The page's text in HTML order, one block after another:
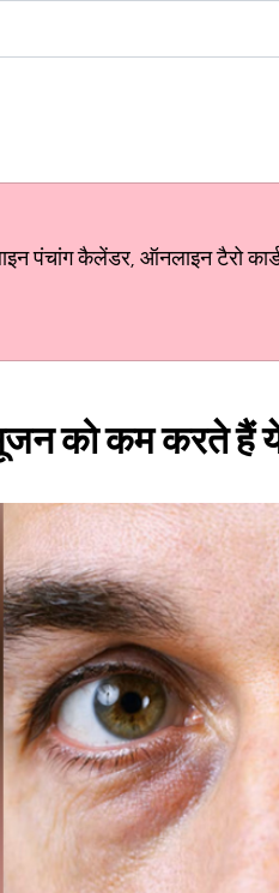
पंचांग कैलेंडर, ऑनलाइन टैरो
को कम करते हैं ये